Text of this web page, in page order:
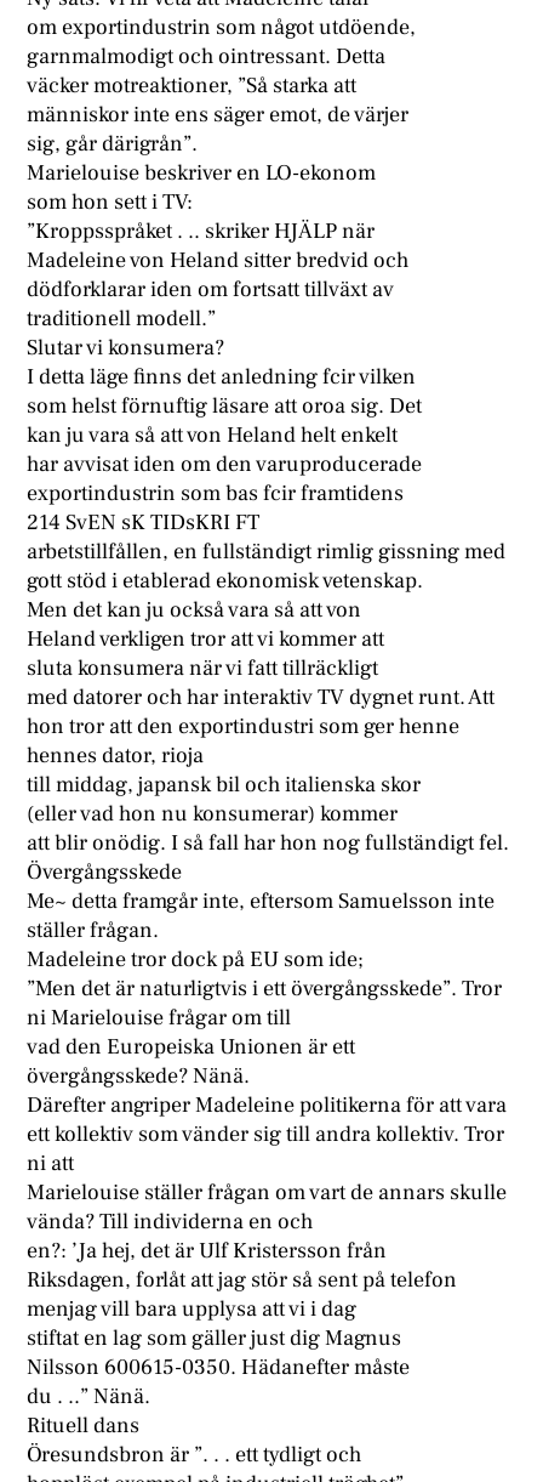
om exportindustrin som något utdöende,
garnmalmodigt och ointressant. Detta
väcker motreaktioner, ”Så starka att
människor inte ens säger emot, de värjer
sig, går därigrån”.
Marielouise beskriver en LO-ekonom
som hon sett i TV:
”Kroppsspråket . .. skriker HJÄLP när
Madeleine von Heland sitter bredvid och
dödforklarar iden om fortsatt tillväxt av
traditionell modell.”
Slutar vi konsumera?
I detta läge finns det anledning fcir vilken
som helst förnuftig läsare att oroa sig. Det
kan ju vara så att von Heland helt enkelt
har avvisat iden om den varuproducerade
exportindustrin som bas fcir framtidens
214 SvEN sK TIDsKRI FT
arbetstillfållen, en fullständigt rimlig gissning med
gott stöd i etablerad ekonomisk vetenskap.
Men det kan ju också vara så att von
Heland verkligen tror att vi kommer att
sluta konsumera när vi fatt tillräckligt
med datorer och har interaktiv TV dygnet runt. Att
hon tror att den exportindustri som ger henne
hennes dator, rioja
till middag, japansk bil och italienska skor
(eller vad hon nu konsumerar) kommer
att blir onödig. I så fall har hon nog fullständigt fel.
Övergångsskede
Me~ detta framgår inte, eftersom Samuelsson inte
ställer frågan.
Madeleine tror dock på EU som ide;
”Men det är naturligtvis i ett övergångsskede”. Tror
ni Marielouise frågar om till
vad den Europeiska Unionen är ett
övergångsskede? Nänä.
Därefter angriper Madeleine politikerna för att vara
ett kollektiv som vänder sig till andra kollektiv. Tror
ni att
Marielouise ställer frågan om vart de annars skulle
vända? Till individerna en och
en?: ’Ja hej, det är Ulf Kristersson från
Riksdagen, forlåt att jag stör så sent på telefon
menjag vill bara upplysa att vi i dag
stiftat en lag som gäller just dig Magnus
Nilsson 600615-0350. Hädanefter måste
du . ..” Nänä.
Rituell dans
Öresundsbron är ”. . . ett tydligt och